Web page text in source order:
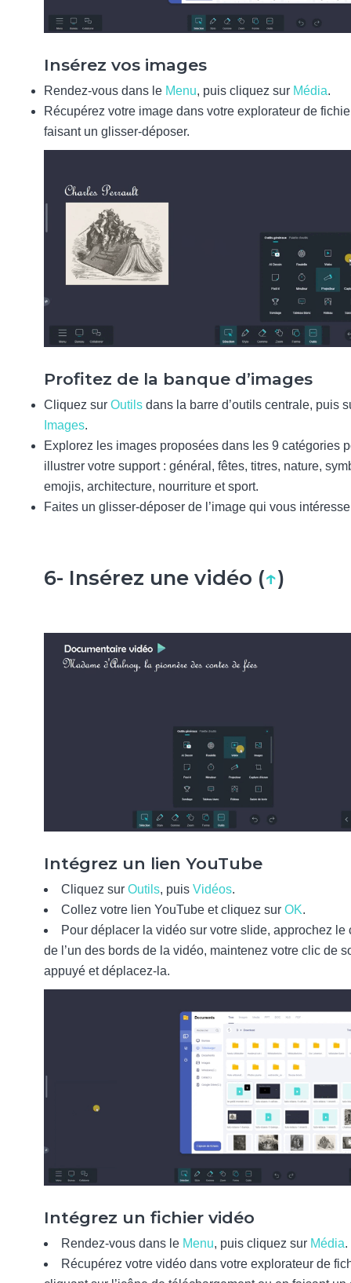
Insérez vos images
Rendez-vous dans le Menu, puis cliquez sur Média.
Récupérez votre image dans votre explorateur de
faisant un glisser-déposer.
Profitez de la banque d’images
Cliquez sur Outils dans la barre d’outils centrale, puis
Images.
Explorez les images proposées dans les 9 catégories
illustrer votre support : général, fêtes, titres, nature,
emojis, architecture, nourriture et sport.
Faites un glisser-déposer de l’image qui vous
6- Insérez une vidéo (↑)
Intégrez un lien YouTube
Cliquez sur Outils, puis Vidéos.
Collez votre lien YouTube et cliquez sur OK.
Pour déplacer la vidéo sur votre slide, approchez le
de l’un des bords de la vidéo, maintenez votre clic de
appuyé et déplacez-la.
Intégrez un fichier vidéo
Rendez-vous dans le Menu, puis cliquez sur Média.
Récupérez votre vidéo dans votre explorateur de